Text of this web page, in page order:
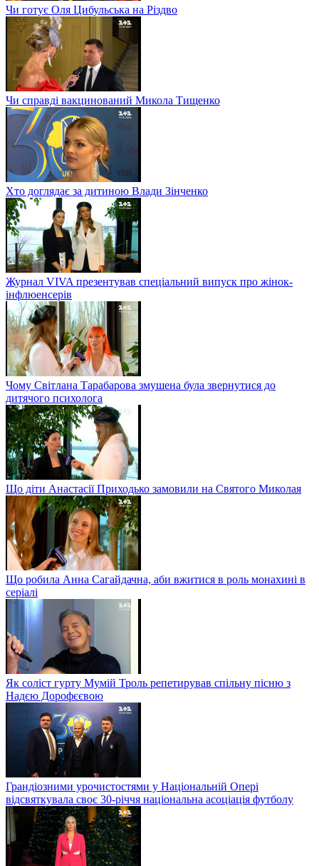
Чи готує Оля Цибульська на Різдво
Чи справді вакцинований Микола Тищенко
Хто доглядає за дитиною Влади Зінченко
Журнал VIVA презентував спеціальний випуск про жінок-
інфлюенсерів
Чому Світлана Тарабарова змушена була звернутися до
дитячого психолога
Що діти Анастасії Приходько замовили на Святого Миколая
Що робила Анна Сагайдачна, аби вжитися в роль монахині в
серіалі
Як соліст гурту Мумій Троль репетирував спільну пісню з
Надєю Дорофєєвою
Грандіозними урочистостями у Національній Опері
відсвяткувала своє 30-річчя національна асоціація футболу